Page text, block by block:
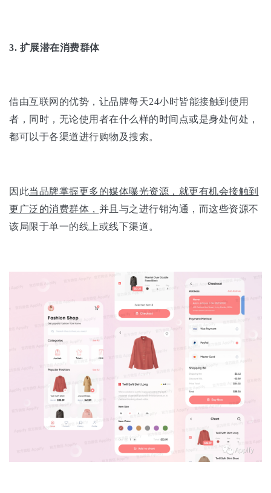
3. 扩展潜在消费群体
借由互联网的优势，让品牌每天24小时皆能接触到使用
者，同时，无论使用者在什么样的时间点或是身处何处，
都可以于各渠道进行购物及搜索。
因此当品牌掌握更多的媒体曝光资源，就更有机会接触到
更广泛的消费群体， 并且与之进行销沟通，而这些资源不
该局限于单一的线上或线下渠道。